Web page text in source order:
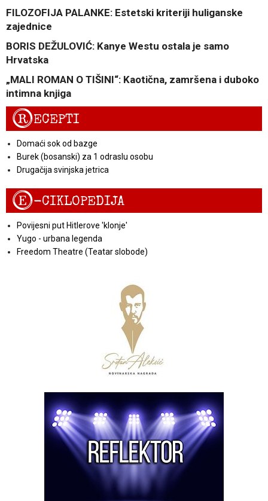
FILOZOFIJA PALANKE: Estetski kriteriji huliganske
zajednice
BORIS DEŽULOVIĆ: Kanye Westu ostala je samo
Hrvatska
„MALI ROMAN O TIŠINI“: Kaotična, zamršena i duboko
intimna knjiga
RECEPTI
Domaći sok od bazge
Burek (bosanski) za 1 odraslu osobu
Drugačija svinjska jetrica
E-CIKLOPEDIJA
Povijesni put Hitlerove 'klonje'
Yugo - urbana legenda
Freedom Theatre (Teatar slobode)